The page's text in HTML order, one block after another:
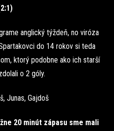
anglický týždeň, no viróza
do 14 rokov si teda
ktorý podobne ako ich starší
o 2 góly.
Junas, Gajdoš
20 minút zápasu sme mali